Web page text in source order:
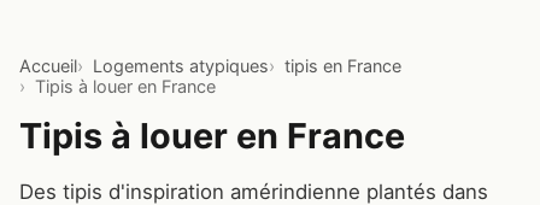
Accueil Logements atypiques
tipis en France
Tipis à louer en France
Tipis à louer en France
Des tipis d'inspiration amérindienne plantés dans